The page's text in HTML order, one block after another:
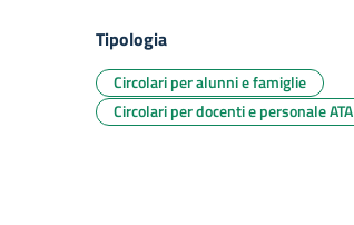
Tipologia
Circolari per alunni e famiglie
Circolari per docenti e personale ATA